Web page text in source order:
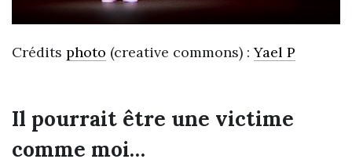
Crédits photo (creative commons) :Yael P
Il pourrait être une victime
comme moi…